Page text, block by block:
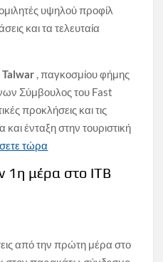
υψηλού προφίλ
και τα τελευταία
, παγκοσμίου φήμης
Σύμβουλος του Fast
προκλήσεις και τις
και ένταξη στην τουριστική
τώρα
1η μέρα στο ITB
από την πρώτη μέρα στο